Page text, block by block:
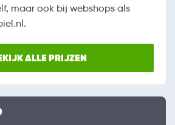
maar ook bij webshops als
ALLE PRIJZEN